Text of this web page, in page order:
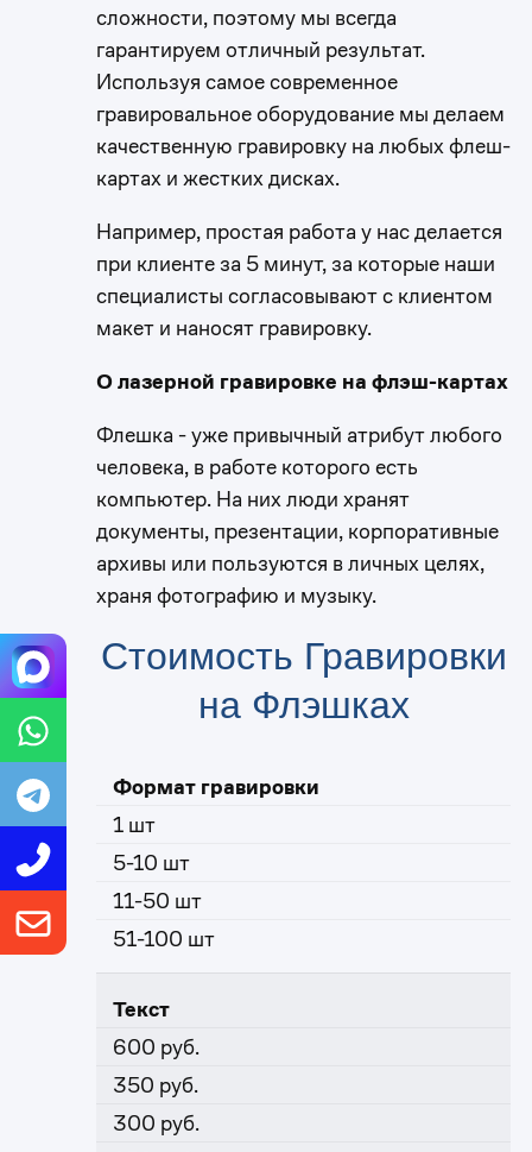
сложности, поэтому мы всегда
гарантируем отличный результат.
Используя самое современное
гравировальное оборудование мы делаем
качественную гравировку на любых флеш-
картах и жестких дисках.
Например, простая работа у нас делается
при клиенте за 5 минут, за которые наши
специалисты согласовывают с клиентом
макет и наносят гравировку.
О лазерной гравировке на флэш-картах
Флешка - уже привычный атрибут любого
человека, в работе которого есть
компьютер. На них люди хранят
документы, презентации, корпоративные
архивы или пользуются в личных целях,
храня фотографию и музыку.
Стоимость Гравировки
на Флэшках
Формат гравировки
1 шт
5-10 шт
11-50 шт
51-100 шт
Текст
600 руб.
350 руб.
300 руб.